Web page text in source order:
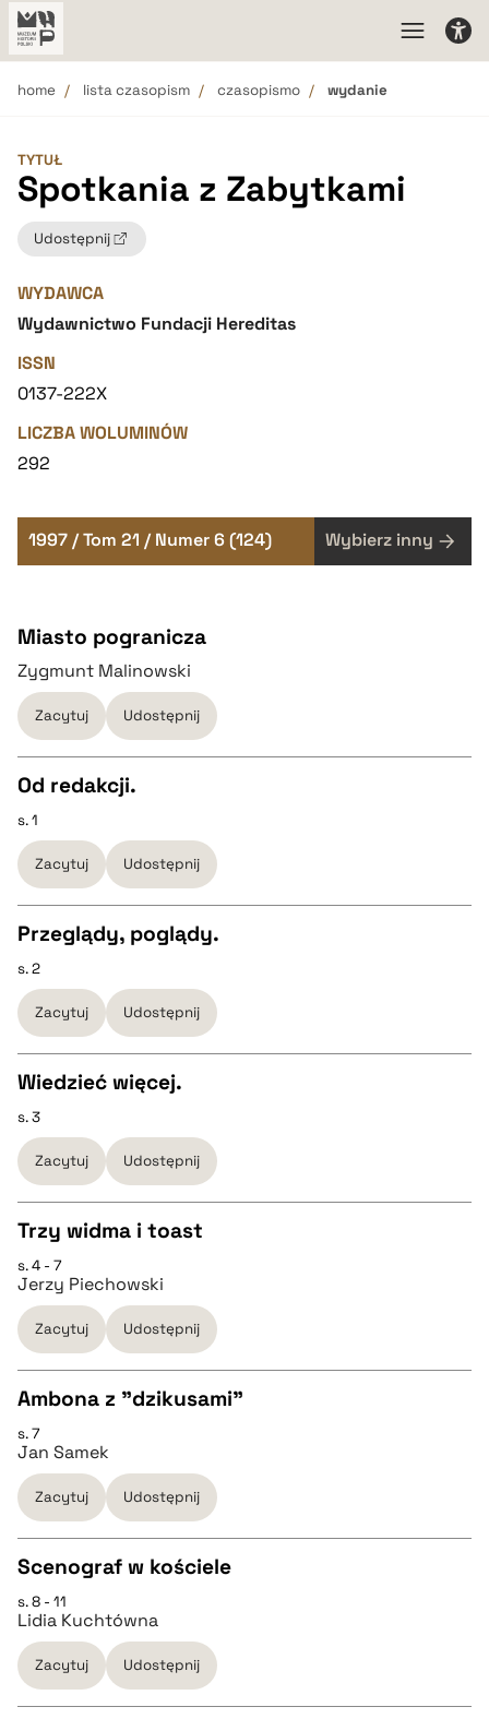
home lista czasopism czasopismo wydanie
TYTUŁ
Spotkania z Zabytkami
Udostępnij
WYDAWCA
Wydawnictwo Fundacji Hereditas
ISSN
0137-222X
LICZBA WOLUMINÓW
292
1997 / Tom 21 / Numer 6 (124) Wybierz inny
Miasto pogranicza
Zygmunt Malinowski
Zacytuj Udostępnij
CZYSTY TEKST
pobierz cytat
BIBTEX
pobierz cytat
Od redakcji.
s. 1
Zacytuj Udostępnij
CZYSTY TEKST
pobierz cytat
BIBTEX
pobierz cytat
Przeglądy, poglądy.
s. 2
Zacytuj Udostępnij
CZYSTY TEKST
pobierz cytat
BIBTEX
pobierz cytat
Wiedzieć więcej.
s. 3
Zacytuj Udostępnij
CZYSTY TEKST
pobierz cytat
BIBTEX
pobierz cytat
Trzy widma i toast
s. 4 - 7
Jerzy Piechowski
Zacytuj Udostępnij
CZYSTY TEKST
pobierz cytat
BIBTEX
pobierz cytat
Ambona z "dzikusami"
s. 7
Jan Samek
Zacytuj Udostępnij
CZYSTY TEKST
pobierz cytat
Scenograf w kościele
s. 8 - 11
Lidia Kuchtówna
Zacytuj Udostępnij